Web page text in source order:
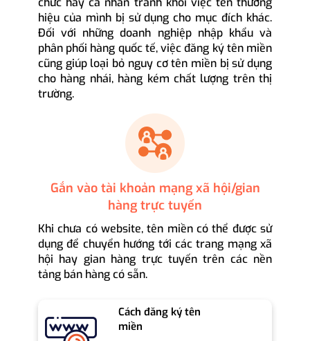
hiệu của mình bị sử dụng cho mục đích khác.
Đối với những doanh nghiệp nhập khẩu và
phân phối hàng quốc tế, việc đăng ký tên miền
cũng giúp loại bỏ nguy cơ tên miền bị sử dụng
cho hàng nhái, hàng kém chất lượng trên thị
trường.
Gắn vào tài khoản mạng xã hội/gian
hàng trực tuyến
Khi chưa có website, tên miền có thể được sử
dụng để chuyển hướng tới các trang mạng xã
hội hay gian hàng trực tuyến trên các nền
tảng bán hàng có sẵn.
Cách đăng ký tên
miền